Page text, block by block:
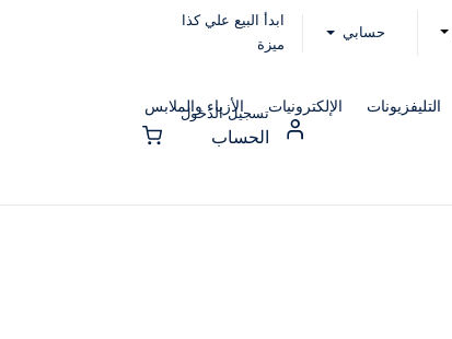
حسابي
ابدأ البيع علي كذا
ميزة
التليفزيونات الإلكترونيات الأزياء والملابس
تسجيل الدخول
الحساب